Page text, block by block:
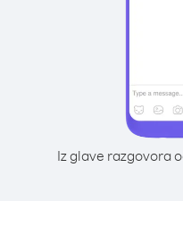
Iz glave razgovora